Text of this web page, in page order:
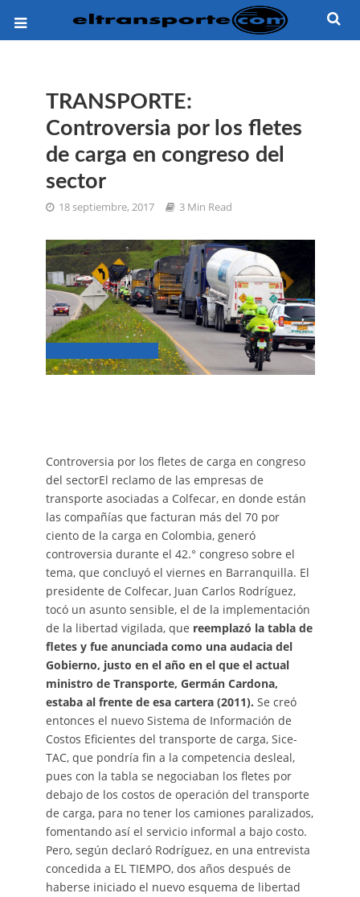
TRANSPORTE:
Controversia por los fletes
de carga en congreso del
sector
18 septiembre, 2017 3 Min Read
Controversia por los fletes de carga en congreso
del sectorEl reclamo de las empresas de
transporte asociadas a Colfecar, en donde están
las compañías que facturan más del 70 por
ciento de la carga en Colombia, generó
controversia durante el 42.° congreso sobre el
tema, que concluyó el viernes en Barranquilla. El
presidente de Colfecar, Juan Carlos Rodríguez,
tocó un asunto sensible, el de la implementación
de la libertad vigilada, que reemplazó la tabla de
fletes y fue anunciada como una audacia del
Gobierno, justo en el año en el que el actual
ministro de Transporte, Germán Cardona,
estaba al frente de esa cartera (2011). Se creó
entonces el nuevo Sistema de Información de
Costos Eficientes del transporte de carga, Sice-
TAC, que pondría fin a la competencia desleal,
pues con la tabla se negociaban los fletes por
debajo de los costos de operación del transporte
de carga, para no tener los camiones paralizados,
fomentando así el servicio informal a bajo costo.
Pero, según declaró Rodríguez, en una entrevista
concedida a EL TIEMPO, dos años después de
haberse iniciado el nuevo esquema de libertad